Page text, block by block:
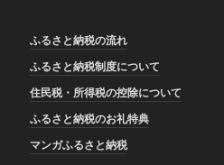
ふるさと納税の流れ
ふるさと納税制度について
住民税・所得税の控除について
ふるさと納税のお礼特典
マンガふるさと納税